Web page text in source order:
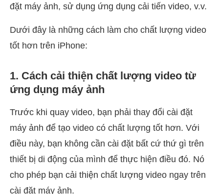
đặt máy ảnh, sử dụng ứng dụng cải tiến video, v.v.
Dưới đây là những cách làm cho chất lượng video
tốt hơn trên iPhone:
1. Cách cải thiện chất lượng video từ
ứng dụng máy ảnh
Trước khi quay video, bạn phải thay đổi cài đặt
máy ảnh để tạo video có chất lượng tốt hơn. Với
điều này, bạn không cần cài đặt bất cứ thứ gì trên
thiết bị di động của mình để thực hiện điều đó. Nó
cho phép bạn cải thiện chất lượng video ngay trên
cài đặt máy ảnh.